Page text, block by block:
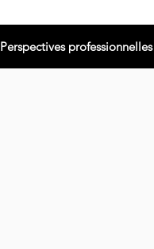
Perspectives professionnelles